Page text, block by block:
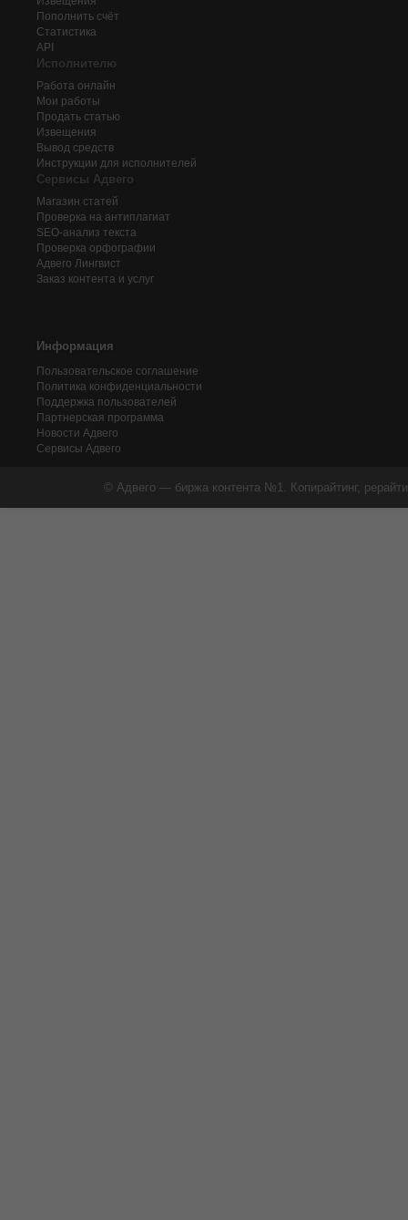
Пополнить счёт
Статистика
API
Исполнителю
Работа онлайн
Мои работы
Продать статью
Извещения
Вывод средств
Инструкции для исполнителей
Сервисы Адвего
Магазин статей
Проверка на антиплагиат
SEO-анализ текста
Проверка орфографии
Адвего Лингвист
Заказ контента и услуг
Информация
Пользовательское соглашение
Политика конфиденциальности
Поддержка пользователей
Партнерская программа
Новости Адвего
Сервисы Адвего
© Адвего — биржа контента №1. Копирайтинг,